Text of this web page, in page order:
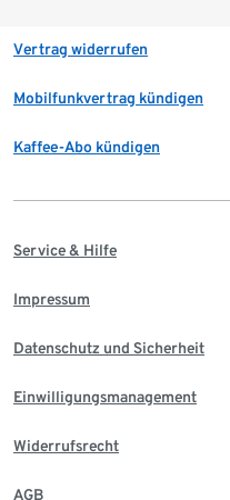
Vertrag widerrufen
Mobilfunkvertrag kündigen
Kaffee-Abo kündigen
Service & Hilfe
Impressum
Datenschutz und Sicherheit
Einwilligungsmanagement
Widerrufsrecht
AGB